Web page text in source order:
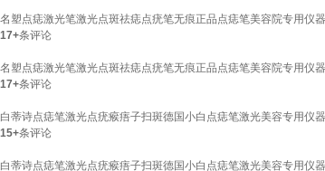
名塑点痣激光笔激光点斑祛痣点疣笔无痕正品点痣笔美容院专用仪
17+条评论
名塑点痣激光笔激光点斑祛痣点疣笔无痕正品点痣笔美容院专用仪
17+条评论
白蒂诗点痣笔激光点疣瘊痦子扫斑德国小白点痣笔激光美容专用仪
15+条评论
白蒂诗点痣笔激光点疣瘊痦子扫斑德国小白点痣笔激光美容专用仪